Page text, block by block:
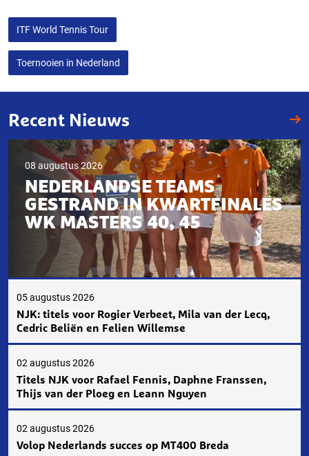
ITF World Tennis Tour
Toernooien in Nederland
Recent Nieuws
08 augustus 2026
NEDERLANDSE TEAMS
GESTRAND IN KWARTFINALES
WK MASTERS 40, 45
05 augustus 2026
NJK: titels voor Rogier Verbeet, Mila van der Lecq,
Cedric Beliën en Felien Willemse
02 augustus 2026
Titels NJK voor Rafael Fennis, Daphne Franssen,
Thijs van der Ploeg en Leann Nguyen
02 augustus 2026
Volop Nederlands succes op MT400 Breda